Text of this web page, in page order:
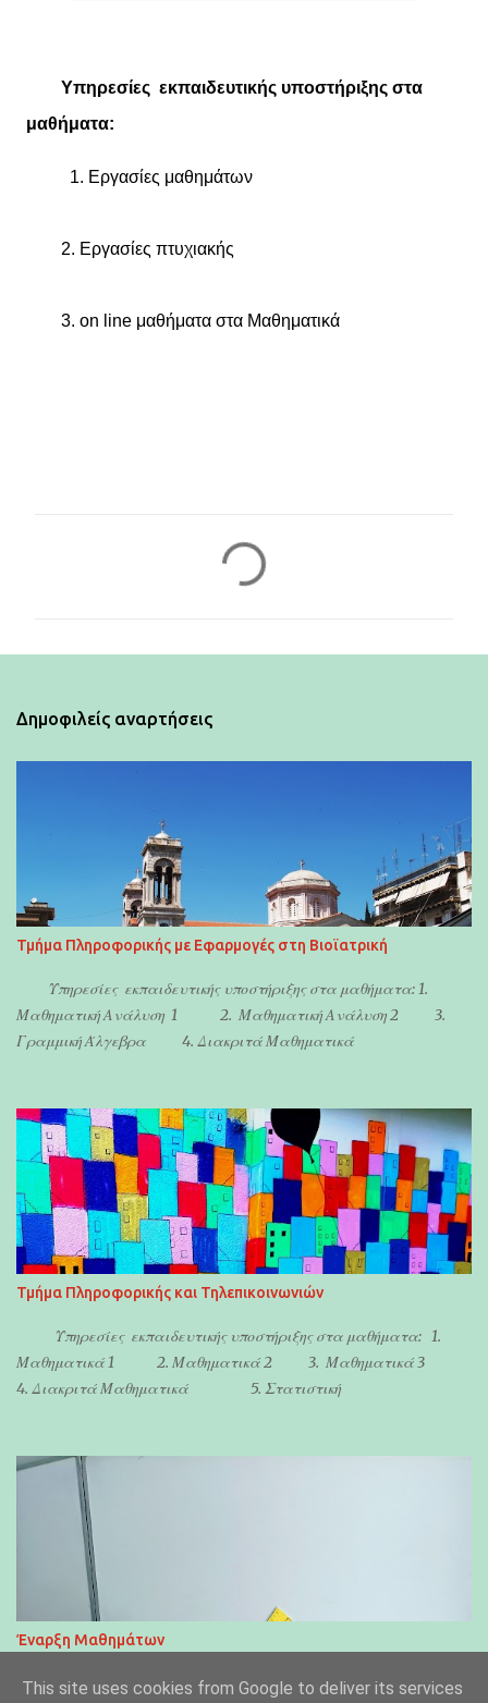
Υπηρεσίες εκπαιδευτικής υποστήριξης στα
μαθήματα:
1. Εργασίες μαθημάτων
2. Εργασίες πτυχιακής
3. on line μαθήματα στα Μαθηματικά
ι
Δημοφιλείς αναρτήσεις
Τμήμα Πληροφορικής με Εφαρμογές στη Βιοϊατρική
Υπηρεσίες εκπαιδευτικής υποστήριξης στα μαθήματα: 1.
Μαθηματική Ανάλυση 1 2. Μαθηματική Ανάλυση 2 3.
Γραμμική Άλγεβρα 4. Διακριτά Μαθηματικά
Τμήμα Πληροφορικής και Τηλεπικοινωνιών
Υπηρεσίες εκπαιδευτικής υποστήριξης στα μαθήματα: 1.
Μαθηματικά 1 2. Μαθηματικά 2 3. Μαθηματικά 3
4. Διακριτά Μαθηματικά 5. Στατιστική
Έναρξη Μαθημάτων
Έναρξη μαθημάτων 24 Φεβρουαρίου 2026
This site uses cookies from Google to deliver its services